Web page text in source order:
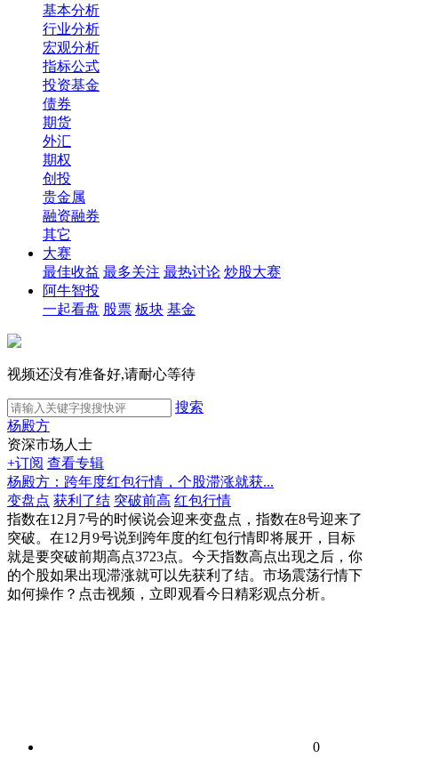
基本分析
行业分析
宏观分析
指标公式
投资基金
债券
期货
外汇
期权
创投
贵金属
融资融券
其它
大赛
最佳收益 最多关注 最热讨论 炒股大赛
阿牛智投
一起看盘 股票 板块 基金
视频还没有准备好,请耐心等待
搜索
杨殿方
资深市场人士
+订阅 查看专辑
杨殿方：跨年度红包行情，个股滞涨就获...
变盘点 获利了结 突破前高 红包行情
指数在12月7号的时候说会迎来变盘点，指数在8号迎来了
突破。在12月9号说到跨年度的红包行情即将展开，目标
就是要突破前期高点3723点。今天指数高点出现之后，你
的个股如果出现滞涨就可以先获利了结。市场震荡行情下
如何操作？点击视频，立即观看今日精彩观点分析。
0